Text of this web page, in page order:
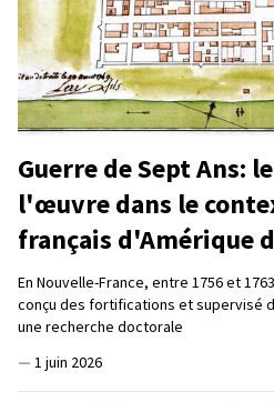
Guerre de Sept Ans:
l'œuvre dans le
français d'Amérique
En Nouvelle-France, entre 1756 et
conçu des fortifications et supervisé
une recherche doctorale
— 1 juin 2026